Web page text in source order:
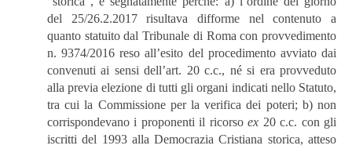
del 25/26.2.2017 risultava difforme nel contenuto a
quanto statuito dal Tribunale di Roma con provvedimento
n. 9374/2016 reso all’esito del procedimento avviato dai
convenuti ai sensi dell’art. 20 c.c., né si era provveduto
alla previa elezione di tutti gli organi indicati nello Statuto,
tra cui la Commissione per la verifica dei poteri; b) non
corrispondevano i proponenti il ricorsoex 20 c.c. con gli
iscritti del 1993 alla Democrazia Cristiana storica, atteso